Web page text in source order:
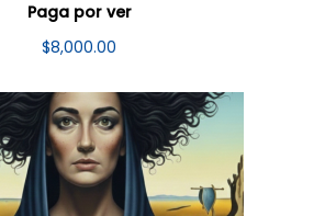
Paga por ver
$8,000.00